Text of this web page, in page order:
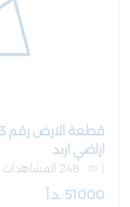
اراضي اربد
(
51000 .د.أ